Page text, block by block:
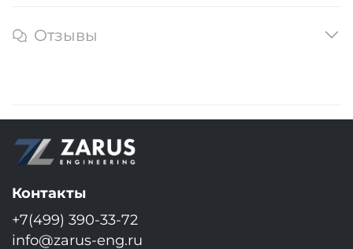
Отзывы
Контакты
+7(499) 390-33-72
info@zarus-eng.ru